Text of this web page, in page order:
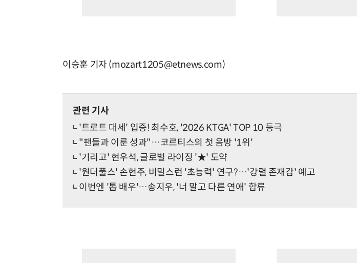
이승훈 기자 (mozart1205@etnews.com)
관련 기사
'트로트 대세' 입증! 최수호, '2026 KTGA' TOP 10 등극
"팬들과 이룬 성과"…코르티스의 첫 음방 '1위'
'기리고' 현우석, 글로벌 라이징 '★' 도약
'원더풀스' 손현주, 비밀스런 '초능력' 연구?…'강렬 존재감' 예고
이번엔 '톱 배우'…송지우, '너 말고 다른 연애' 합류